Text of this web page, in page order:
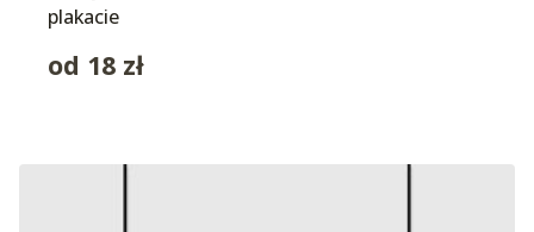
plakacie
od 18 zł